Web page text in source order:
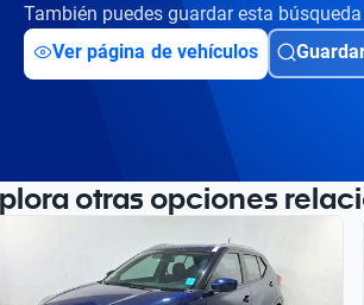
También puedes guardar esta
Ver página de vehículos
otras opciones